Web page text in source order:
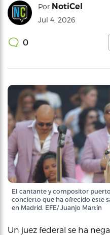
Por NotiCel
Jul 4, 2026
0
El cantante y compositor
concierto que ha ofrecido este
en Madrid. EFE/ Juanjo Martín
Un juez federal se ha